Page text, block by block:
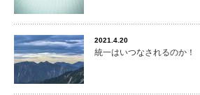
2021.4.20
統一はいつなされるのか！